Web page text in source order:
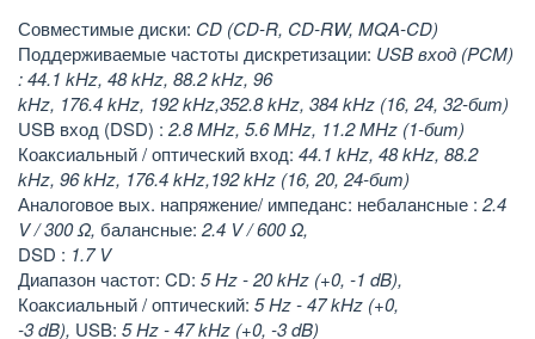
Совместимые диски: CD (CD-R, CD-RW, MQA-CD)
Поддерживаемые частоты дискретизации: USB вход (PCM)
: 44.1 kHz, 48 kHz, 88.2 kHz, 96
kHz, 176.4 kHz, 192 kHz,352.8 kHz, 384 kHz (16, 24, 32-бит)
USB вход (DSD) : 2.8 MHz, 5.6 MHz, 11.2 MHz (1-бит)
Коаксиальный / оптический вход: 44.1 kHz, 48 kHz, 88.2
kHz, 96 kHz, 176.4 kHz,192 kHz (16, 20, 24-бит)
Аналоговое вых. напряжение/ импеданс: небалансные : 2.4
V / 300 Ω, балансные: 2.4 V / 600Ω,
DSD : 1.7 V
Диапазон частот: CD: 5 Hz - 20 kHz (+0, -1 dB),
Коаксиальный / оптический: 5 Hz - 47 kHz (+0,
-3 dB), USB: 5 Hz - 47 kHz (+0, -3 dB)